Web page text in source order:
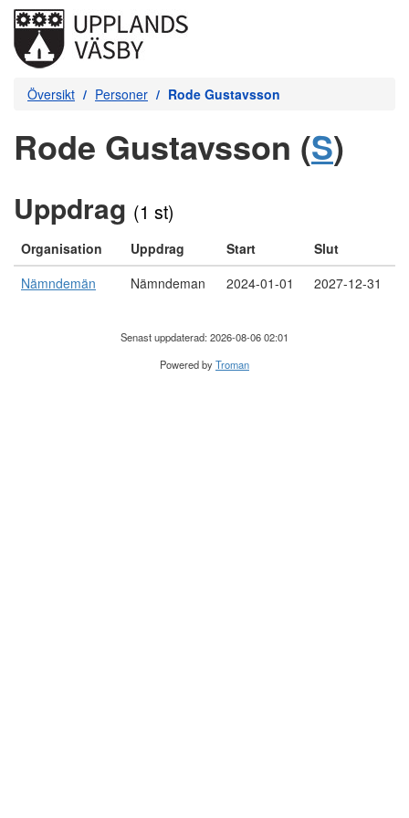
Översikt Personer Rode Gustavsson
Rode Gustavsson (S)
Uppdrag (1 st)
Organisation Uppdrag Start
Slut
Nämndemän
Nämndeman 2024-01-01 2027-12-31
Senast uppdaterad: 2026-08-06 02:01
Powered byTroman